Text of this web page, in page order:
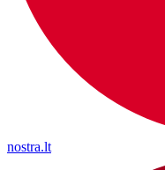
nostra.lt